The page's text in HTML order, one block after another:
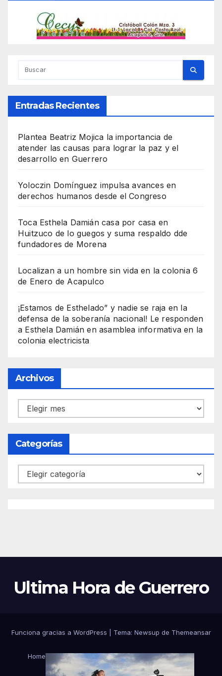
Entradas Recientes
Plantea Beatriz Mojica la importancia de
atender las causas para lograr la paz y el
desarrollo en Guerrero
Yoloczin Domínguez impulsa avances en
derechos humanos desde el Congreso
Toca Esthela Damián casa por casa en
Huitzuco de lo guegos y suma respaldo dde
fundadores de Morena
Localizan a un hombre sin vida en la colonia 6
de Enero de Acapulco
¡Estamos de Esthelado” y nadie se raja en la
defensa de la soberanía nacional! Le responden
a Esthela Damián en asamblea informativa en la
colonia electricista
Archivos
Archivos
Categorías
Categorías
Ultima Hora de Guerrero
Funciona gracias a WordPress Tema: Newsup de Themeansar
Home